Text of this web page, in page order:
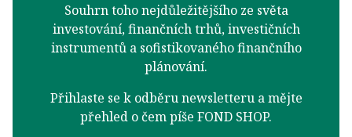
Souhrn toho nejdůležitějšího ze světa
investování, finančních trhů, investičních
instrumentů a sofistikovaného finančního
plánování.
Přihlaste se k odběru newsletteru a mějte
přehled o čem píše FOND SHOP.